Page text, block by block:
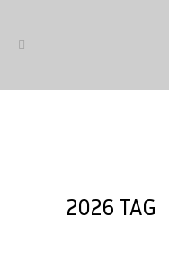
2026 TAG